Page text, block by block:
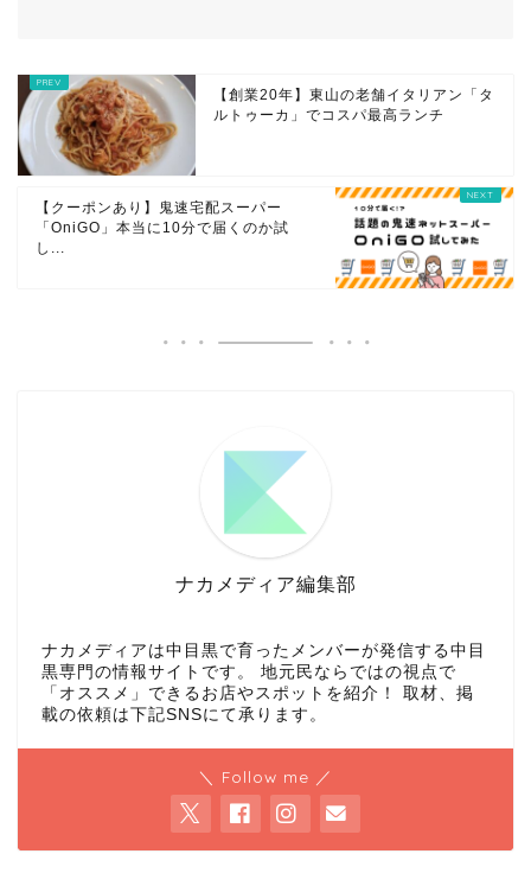
【創業20年】東山の老舗イタリアン「タ
ルトゥーカ」でコスパ最高ランチ
【クーポンあり】鬼速宅配スーパー
「OniGO」本当に10分で届くのか試
し...
ナカメディア編集部
ナカメディアは中目黒で育ったメンバーが発信する中目
黒専門の情報サイトです。 地元民ならではの視点で
「オススメ」できるお店やスポットを紹介！ 取材、掲
載の依頼は下記SNSにて承ります。
＼ Follow me ／